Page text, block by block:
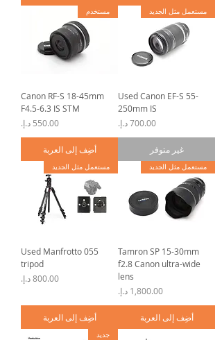
مستعمل مثل الجديد
Used Canon EF-S 55-
250mm IS
السعر
غير متوفر
مستخدم
Canon RF-S 18-45mm
F4.5-6.3 IS STM
السعر
أضِف إلى العربة
مستعمل مثل الجديد
Tamron SP 15-30mm
f2.8 Canon ultra-wide
lens
السعر
أضِف إلى العربة
مستعمل مثل الجديد
Used Manfrotto 055
tripod
السعر
أضِف إلى العربة
جديد